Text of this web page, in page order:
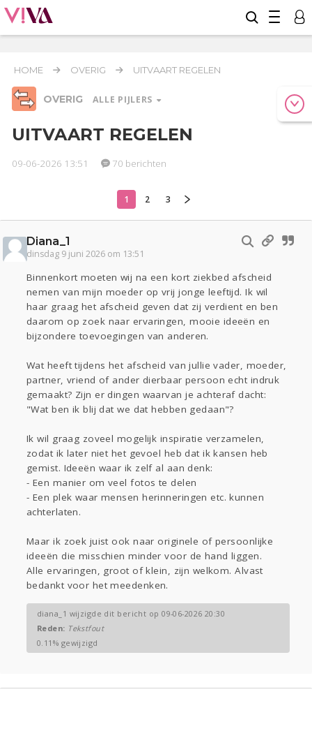
HOME OVERIG UITVAART REGELEN
OVERIG ALLE PIJLERS
Relaties Werk & Studie
Overig
Actueel
Lijf & Lijn
Kinderen
Digi
Zwanger
Psyche Thuis
Klussen
Sport
Contact Viva zoekt
Aangeboden
Gevraagd
Doen
Lezen
UITVAART REGELEN
09-06-2026 13:51 70 berichten
1 2 3
Diana_1
dinsdag 9 juni 2026 om 13:51
Binnenkort moeten wij na een kort ziekbed afscheid
nemen van mijn moeder op vrij jonge leeftijd. Ik wil
haar graag het afscheid geven dat zij verdient en ben
daarom op zoek naar ervaringen, mooie ideeën en
bijzondere toevoegingen van anderen.
Wat heeft tijdens het afscheid van jullie vader, moeder,
partner, vriend of ander dierbaar persoon echt indruk
gemaakt? Zijn er dingen waarvan je achteraf dacht:
"Wat ben ik blij dat we dat hebben gedaan"?
Ik wil graag zoveel mogelijk inspiratie verzamelen,
zodat ik later niet het gevoel heb dat ik kansen heb
gemist. Ideeën waar ik zelf al aan denk:
- Een manier om veel fotos te delen
- Een plek waar mensen herinneringen etc. kunnen
achterlaten.
Maar ik zoek juist ook naar originele of persoonlijke
ideeën die misschien minder voor de hand liggen.
Alle ervaringen, groot of klein, zijn welkom. Alvast
bedankt voor het meedenken.
diana_1 wijzigde dit bericht op 09-06-2026 20:30
Reden: Tekstfout
0.11% gewijzigd